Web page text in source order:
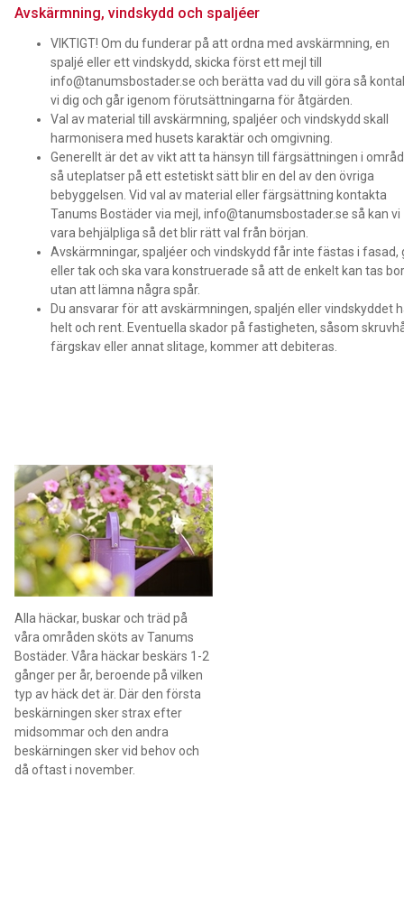
Avskärmning, vindskydd och spaljéer
VIKTIGT! Om du funderar på att ordna med avskärmning, en
spaljé eller ett vindskydd, skicka först ett mejl till
info@tanumsbostader.se och berätta vad du vill göra så
vi dig och går igenom förutsättningarna för åtgärden.
Val av material till avskärmning, spaljéer och vindskydd skall
harmonisera med husets karaktär och omgivning.
Generellt är det av vikt att ta hänsyn till färgsättningen i
så uteplatser på ett estetiskt sätt blir en del av den övriga
bebyggelsen. Vid val av material eller färgsättning kontakta
Tanums Bostäder via mejl, info@tanumsbostader.se så kan vi
vara behjälpliga så det blir rätt val från början.
Avskärmningar, spaljéer och vindskydd får inte fästas i fasad,
eller tak och ska vara konstruerade så att de enkelt kan tas
utan att lämna några spår.
Du ansvarar för att avskärmningen, spaljén eller vindskyddet
helt och rent. Eventuella skador på fastigheten, såsom
färgskav eller annat slitage, kommer att debiteras.
Alla häckar, buskar och träd på
våra områden sköts av Tanums
Bostäder. Våra häckar beskärs 1-2
gånger per år, beroende på vilken
typ av häck det är. Där den första
beskärningen sker strax efter
midsommar och den andra
beskärningen sker vid behov och
då oftast i november.